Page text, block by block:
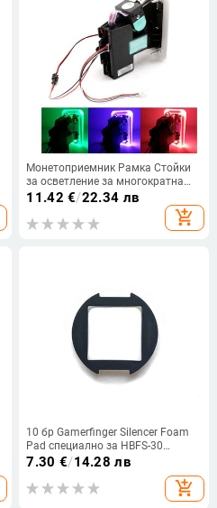
Монетоприемник Рамка Стойки
за осветление за многократна
употреба Селектор Аксесоари
Лека част от вендинг машина
Поставка за лампа Аркадни
11.42 €/22.34 лв
add_shopping_cart
10 бр Gamerfinger Silencer Foam
Pad специално за HBFS-30
механични бутони в 30 mm
размер на бутона Silent Foam
Pad
7.30 €/14.28 лв
add_shopping_cart